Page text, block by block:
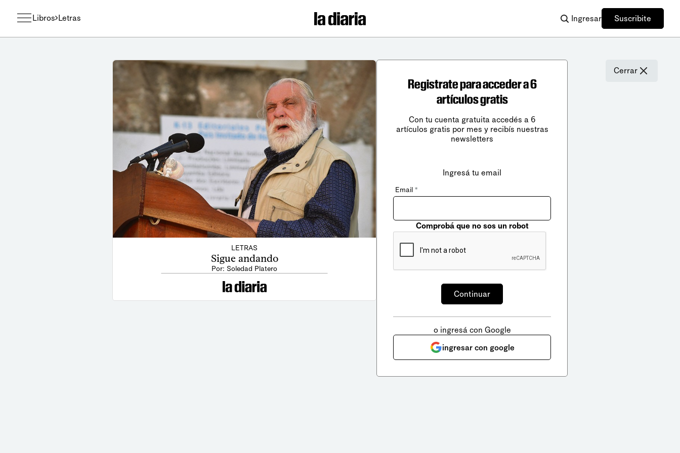
Libros Letras Ingresar Suscribite
LETRAS
Sigue andando
Por: Soledad Platero
Cerrar
Registrate para acceder a 6
artículos gratis
Con tu cuenta gratuita accedés a 6
artículos gratis por mes y recibís nuestras
newsletters
Ingresá tu email
Email *
Comprobá que no sos un robot
o ingresá con Google
ingresar con google